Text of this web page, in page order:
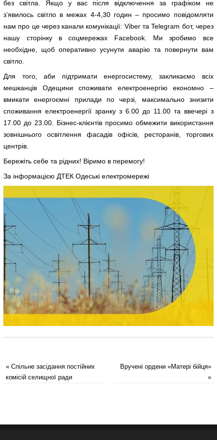
без світла. Якщо у вас після відключення за графіком не
з’явилось світло в межах 4-4,30 годин – просимо повідомляти
нам про це через канали комунікації: Viber та Telegram бот, через
нашу сторінку в соцмережах Facebook. Ми зробимо все
необхідне, щоб оперативно усунути аварію та повернути вам
світло.
Для того, аби підтримати енергосистему, закликаємо всіх
мешканців Одещини споживати електроенергію економно –
вмикати енергоємні прилади по черзі, максимально знизити
споживання електроенергії зранку з 6.00 до 11.00 та ввечері з
17.00 до 23.00. Бізнес-клієнтів просимо обмежити використання
зовнішнього освітлення фасадів офісів, ресторанів, торгових
центрів.
Бережіть себе та рідних! Віримо в перемогу!
За інформацією ДТЕК Одеські електромережі
«Спільне засідання постійних
комісій селищної ради
Вручені ордени «Матері бійця»
»